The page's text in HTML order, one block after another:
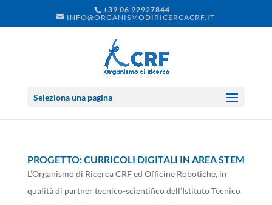
+39 06 92927844
INFO@ORGANISMODIRICERCACRF.IT
Seleziona una pagina
PROGETTO: CURRICOLI DIGITALI IN AREA STEM
L’Organismo di Ricerca CRF ed Officine Robotiche, in
qualità di partner tecnico-scientifico dell’Istituto Tecnico